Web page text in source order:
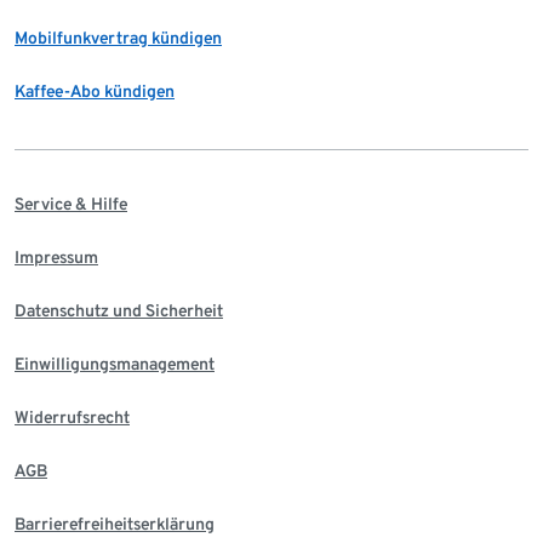
Mobilfunkvertrag kündigen
Kaffee-Abo kündigen
Service & Hilfe
Impressum
Datenschutz und Sicherheit
Einwilligungsmanagement
Widerrufsrecht
AGB
Barrierefreiheitserklärung